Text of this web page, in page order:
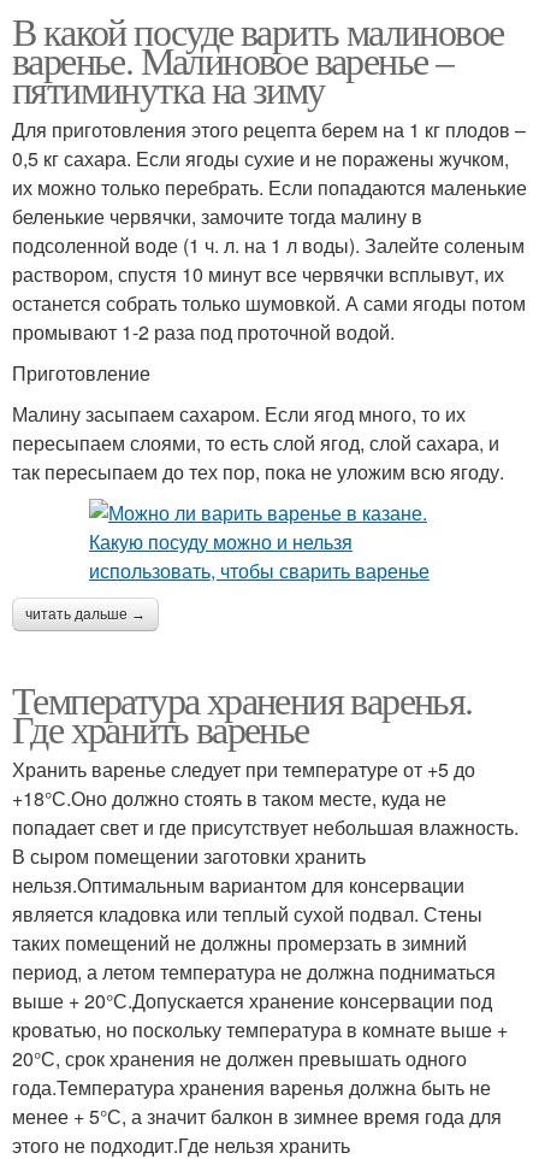
В какой посуде варить малиновое
варенье. Малиновое варенье –
пятиминутка на зиму
Для приготовления этого рецепта берем на 1 кг плодов –
0,5 кг сахара. Если ягоды сухие и не поражены жучком,
их можно только перебрать. Если попадаются маленькие
беленькие червячки, замочите тогда малину в
подсоленной воде (1 ч. л. на 1 л воды). Залейте соленым
раствором, спустя 10 минут все червячки всплывут, их
останется собрать только шумовкой. А сами ягоды потом
промывают 1-2 раза под проточной водой.
Приготовление
Малину засыпаем сахаром. Если ягод много, то их
пересыпаем слоями, то есть слой ягод, слой сахара, и
так пересыпаем до тех пор, пока не уложим всю ягоду.
читать дальше →
Температура хранения варенья.
Где хранить варенье
Хранить варенье следует при температуре от +5 до
+18°С.Оно должно стоять в таком месте, куда не
попадает свет и где присутствует небольшая влажность.
В сыром помещении заготовки хранить
нельзя.Оптимальным вариантом для консервации
является кладовка или теплый сухой подвал. Стены
таких помещений не должны промерзать в зимний
период, а летом температура не должна подниматься
выше + 20°С.Допускается хранение консервации под
кроватью, но поскольку температура в комнате выше +
20°С, срок хранения не должен превышать одного
года.Температура хранения варенья должна быть не
менее + 5°С, а значит балкон в зимнее время года для
этого не подходит.Где нельзя хранить